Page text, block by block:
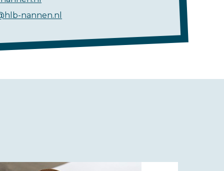
nannen.nl